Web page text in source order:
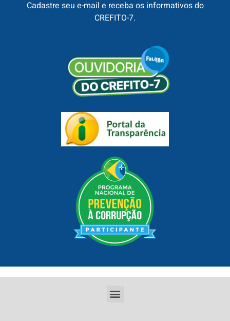
Cadastre seu e-mail e receba os informativos do
CREFITO-7.